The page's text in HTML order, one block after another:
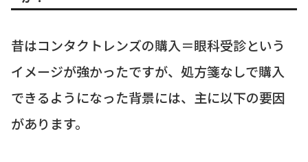
昔はコンタクトレンズの購入＝眼科受診という
イメージが強かったですが、処方箋なしで購入
できるようになった背景には、主に以下の要因
があります。